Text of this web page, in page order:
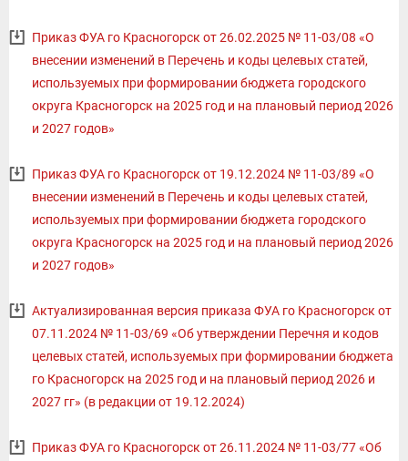
Приказ ФУА го Красногорск от 26.02.2025 № 11-03/08 «О
внесении изменений в Перечень и коды целевых статей,
используемых при формировании бюджета городского
округа Красногорск на 2025 год и на плановый период 2026
и 2027 годов»
Приказ ФУА го Красногорск от 19.12.2024 № 11-03/89 «О
внесении изменений в Перечень и коды целевых статей,
используемых при формировании бюджета городского
округа Красногорск на 2025 год и на плановый период 2026
и 2027 годов»
Актуализированная версия приказа ФУА го Красногорск от
07.11.2024 № 11-03/69 «Об утверждении Перечня и кодов
целевых статей, используемых при формировании бюджета
го Красногорск на 2025 год и на плановый период 2026 и
2027 гг» (в редакции от 19.12.2024)
Приказ ФУА го Красногорск от 26.11.2024 № 11-03/77 «Об